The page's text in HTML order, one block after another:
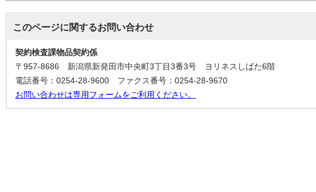
このページに関するお問い合わせ
契約検査課物品契約係
〒957-8686 新潟県新発田市中央町3丁目3番3号 ヨリネスしばた6階
電話番号：0254-28-9600 ファクス番号：0254-28-9670
お問い合わせは専用フォームをご利用ください。